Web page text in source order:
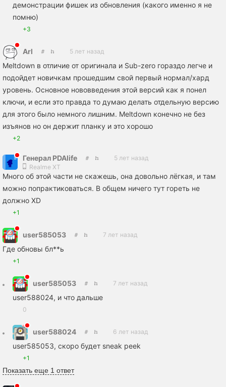
демонстрации фишек из обновления (какого именно я не
помню)
+3
Arl 5 лет назад
Meltdown в отличие от оригинала и Sub-zero гораздо легче и
подойдет новичкам прошедшим свой первый нормал/хард
уровень. Основное нововведения этой версий как я понел
ключи, и если это правда то думаю делать отдельную версию
для этого было немного лишним. Meltdown конечно не без
изъянов но он держит планку и это хорошо
+2
Генерал PDAlife
5 лет назад
Realme XT
Много об этой части не скажешь, она довольно лёгкая, и там
можно попрактиковаться. В общем ничего тут гореть не
должно XD
+1
user585053 7 лет назад
Где обновы бл**ь
+1
user585053 7 лет назад
user588024, и что дальше
0
user588024 6 лет назад
user585053, скоро будет sneak peek
+1
Показать еще 1 ответ